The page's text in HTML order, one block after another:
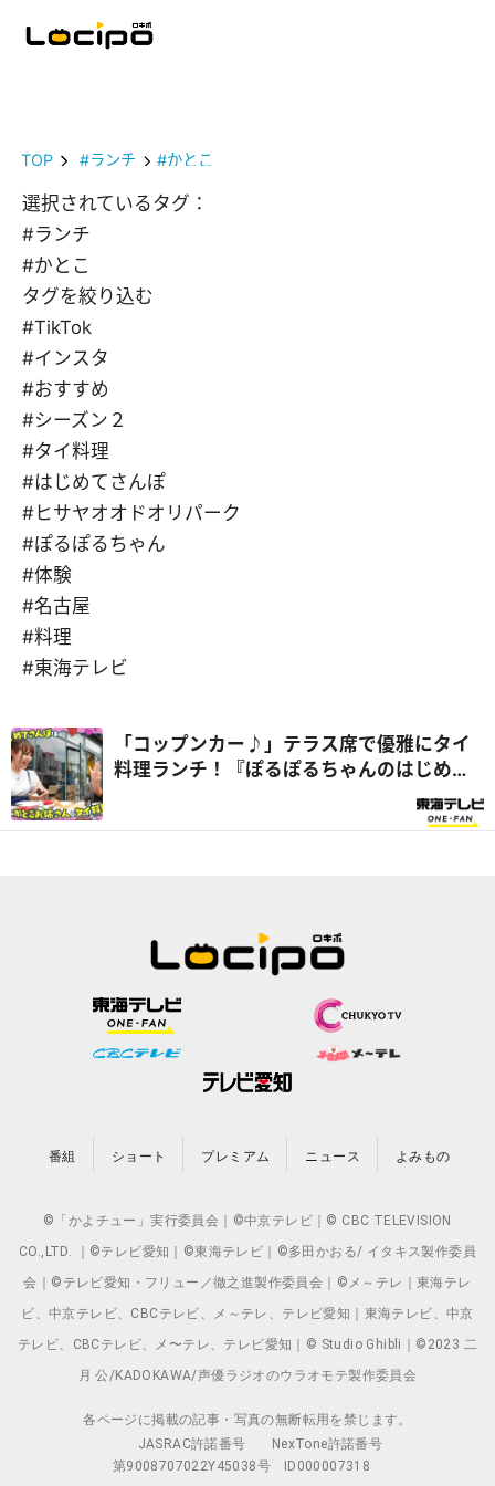
TOP #ランチ #かとこ
選択されているタグ：
#ランチ
#かとこ
タグを絞り込む
#TikTok
#インスタ
#おすすめ
#シーズン２
#タイ料理
#はじめてさんぽ
#ヒサヤオオドオリパーク
#ぽるぽるちゃん
#体験
#名古屋
#料理
#東海テレビ
「コップンカー♪」テラス席で優雅にタイ
料理ランチ！『ぽるぽるちゃんのはじめて
番組 ショート プレミアム ニュース よみもの
©「かよチュー」実行委員会｜©中京テレビ｜© CBC TELEVISION
CO.,LTD. ｜©テレビ愛知｜©東海テレビ｜©多田かおる/ イタキス製作委員
会｜©テレビ愛知・フリュー／徹之進製作委員会｜©メ～テレ｜東海テレ
ビ、中京テレビ、CBCテレビ、メ～テレ、テレビ愛知｜東海テレビ、中京
テレビ、CBCテレビ、メ〜テレ、テレビ愛知｜© Studio Ghibli｜©2023 二
月 公/KADOKAWA/声優ラジオのウラオモテ製作委員会
各ページに掲載の記事・写真の無断転用を禁じます。
JASRAC許諾番号
NexTone許諾番号
第9008707022Y45038号
ID000007318